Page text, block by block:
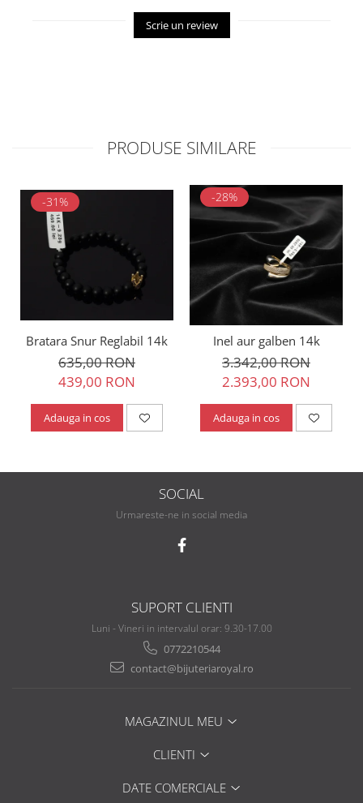
Scrie un review
PRODUSE SIMILARE
-31%
Bratara Snur Reglabil 14k
635,00 RON
439,00 RON
Adauga in cos
-28%
Inel aur galben 14k
3.342,00 RON
2.393,00 RON
Adauga in cos
SOCIAL
Urmareste-ne in social media
SUPORT CLIENTI
Luni - Vineri in intervalul orar: 9.30-17.00
0772210544
contact@bijuteriaroyal.ro
MAGAZINUL MEU
CLIENTI
DATE COMERCIALE